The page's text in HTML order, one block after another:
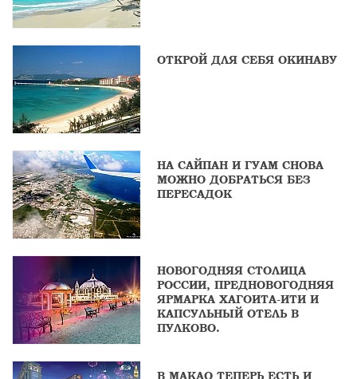
ОТКРОЙ ДЛЯ СЕБЯ ОКИНАВУ
НА САЙПАН И ГУАМ СНОВА
МОЖНО ДОБРАТЬСЯ БЕЗ
ПЕРЕСАДОК
НОВОГОДНЯЯ СТОЛИЦА
РОССИИ, ПРЕДНОВОГОДНЯЯ
ЯРМАРКА ХАГОИТА-ИТИ И
КАПСУЛЬНЫЙ ОТЕЛЬ В
ПУЛКОВО.
В МАКАО ТЕПЕРЬ ЕСТЬ И